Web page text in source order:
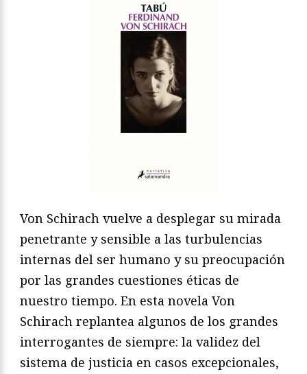
Von Schirach vuelve a desplegar su mirada
penetrante y sensible a las turbulencias
internas del ser humano y su preocupación
por las grandes cuestiones éticas de
nuestro tiempo. En esta novela Von
Schirach replantea algunos de los grandes
interrogantes de siempre: la validez del
sistema de justicia en casos excepcionales,